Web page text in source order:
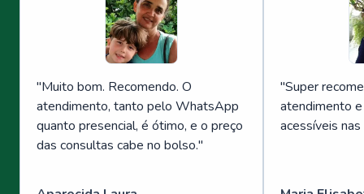
"Muito bom. Recomendo. O
atendimento, tanto pelo WhatsApp
quanto presencial, é ótimo, e o preço
das consultas cabe no bolso."
"Super
atendimento
acessíveis